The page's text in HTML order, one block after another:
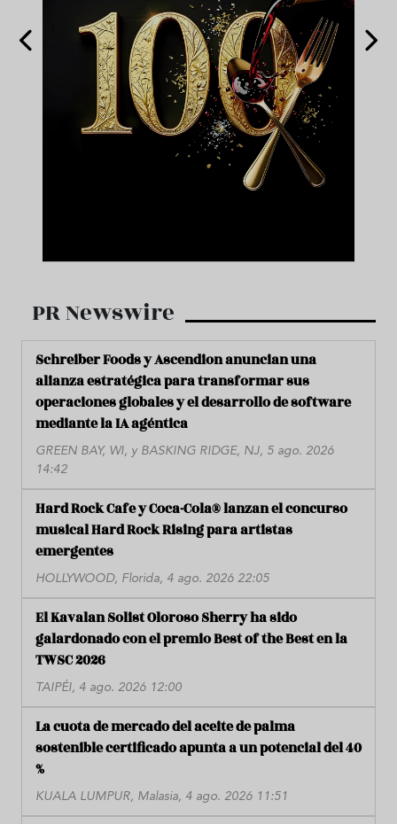
PR Newswire
Schreiber Foods y Ascendion anuncian una
alianza estratégica para transformar sus
operaciones globales y el desarrollo de software
mediante la IA agéntica
GREEN BAY, WI, y BASKING RIDGE, NJ, 5 ago. 2026
14:42
Hard Rock Cafe y Coca-Cola® lanzan el concurso
musical Hard Rock Rising para artistas
emergentes
HOLLYWOOD, Florida, 4 ago. 2026 22:05
El Kavalan Solist Oloroso Sherry ha sido
galardonado con el premio Best of the Best en la
TWSC 2026
TAIPÉI, 4 ago. 2026 12:00
La cuota de mercado del aceite de palma
sostenible certificado apunta a un potencial del 40
%
KUALA LUMPUR, Malasia, 4 ago. 2026 11:51